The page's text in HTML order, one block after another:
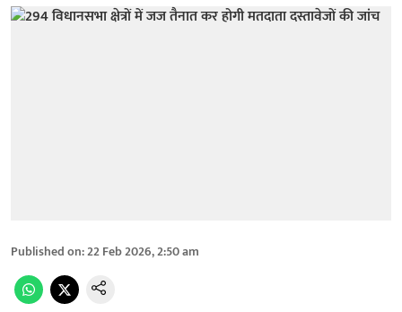
Published on:22 Feb 2026, 2:50 am